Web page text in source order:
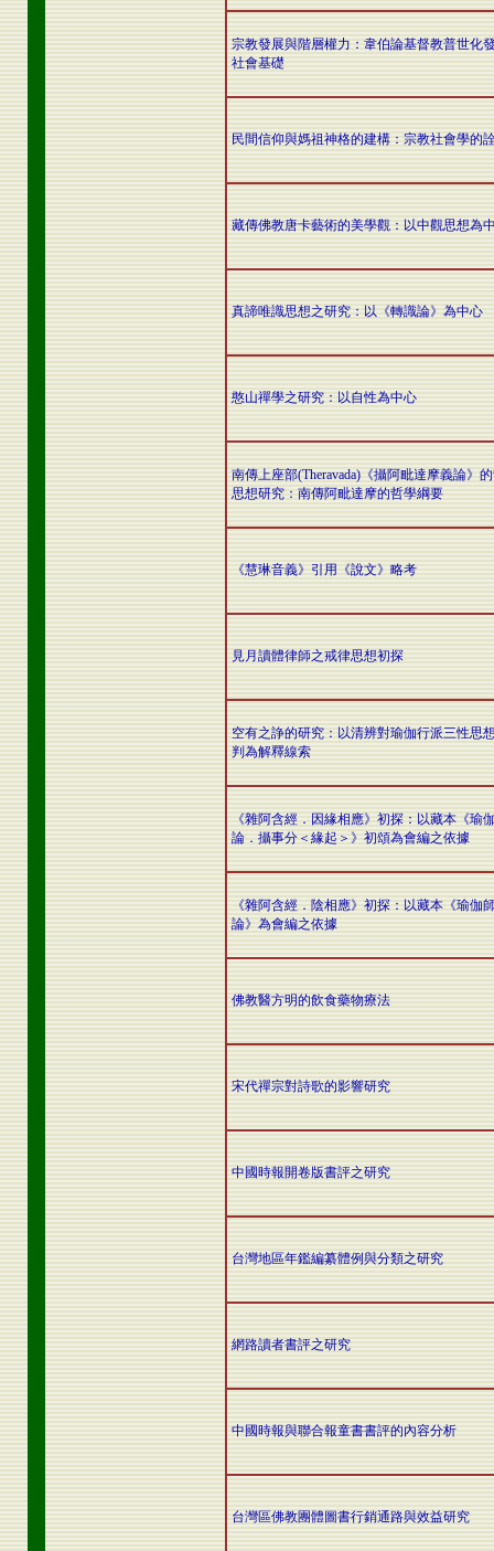
宗教發展與階層權力：韋伯論基督教普世化
社會基礎
民間信仰與媽祖神格的建構：宗教社會學的
藏傳佛教唐卡藝術的美學觀：以中觀思想為
真諦唯識思想之研究：以《轉識論》為中心
憨山禪學之研究：以自性為中心
南傳上座部(Theravada)《攝阿毗達摩義論》
思想研究：南傳阿毗達摩的哲學綱要
《慧琳音義》引用《說文》略考
見月讀體律師之戒律思想初探
空有之諍的研究：以清辨對瑜伽行派三性思
判為解釋線索
《雜阿含經．因緣相應》初探：以藏本《瑜
論．攝事分＜緣起＞》初頌為會編之依據
《雜阿含經．陰相應》初探：以藏本《瑜伽
論》為會編之依據
佛教醫方明的飲食藥物療法
宋代禪宗對詩歌的影響研究
中國時報開卷版書評之研究
台灣地區年鑑編纂體例與分類之研究
網路讀者書評之研究
中國時報與聯合報童書書評的內容分析
台灣區佛教團體圖書行銷通路與效益研究